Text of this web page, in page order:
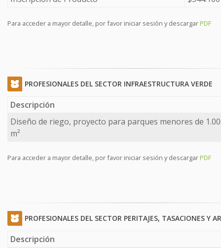
Para acceder a mayor detalle, por favor iniciar sesión y descargarPDF
PROFESIONALES DEL SECTOR INFRAESTRUCTURA VERDE
Descripción
Diseño de riego, proyecto para parques menores de
m²
Para acceder a mayor detalle, por favor iniciar sesión y descargarPDF
PROFESIONALES DEL SECTOR PERITAJES, TASACIONES Y
Descripción